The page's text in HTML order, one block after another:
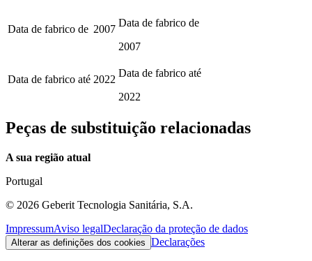
Data de fabrico de 2007
Data de fabrico de
2007
Data de fabrico até 2022
Data de fabrico até
2022
Peças de substituição relacionadas
A sua região atual
Portugal
© 2026 Geberit Tecnologia Sanitária, S.A.
ImpressumAviso legalDeclaração da proteção de dados
Alterar as definições dos cookies Declarações